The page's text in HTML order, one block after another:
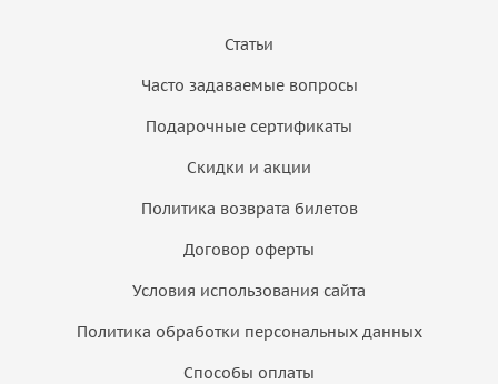
Статьи
Часто задаваемые вопросы
Подарочные сертификаты
Скидки и акции
Политика возврата билетов
Договор оферты
Условия использования сайта
Политика обработки персональных данных
Способы оплаты